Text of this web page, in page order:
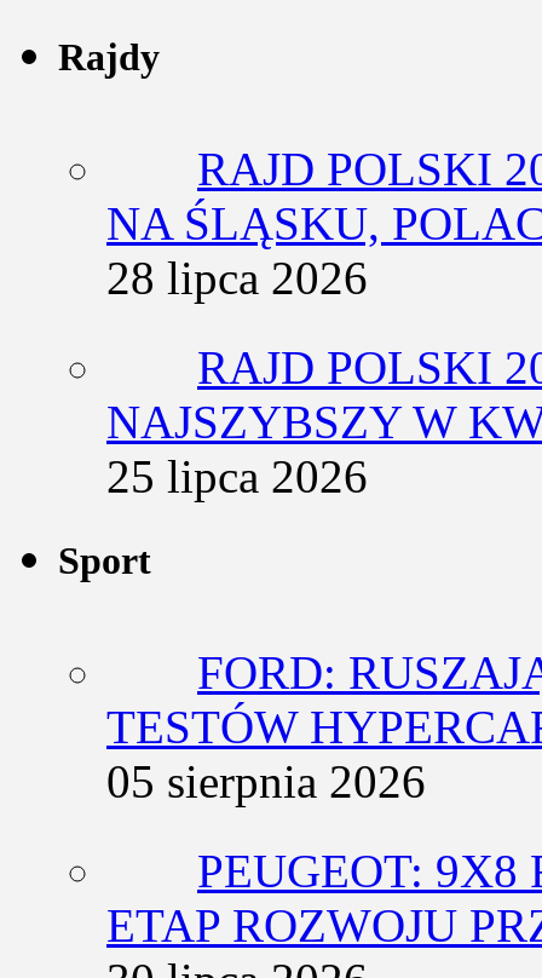
Rajdy
RAJD POLSKI
NA ŚLĄSKU,
28 lipca 2026
RAJD POLSKI
NAJSZYBSZY W
25 lipca 2026
Sport
FORD:
TESTÓW
05 sierpnia 2026
PEUGEOT: 9X8
ETAP ROZWOJU